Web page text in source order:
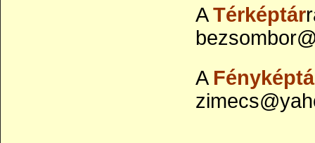
ATérképtár
A